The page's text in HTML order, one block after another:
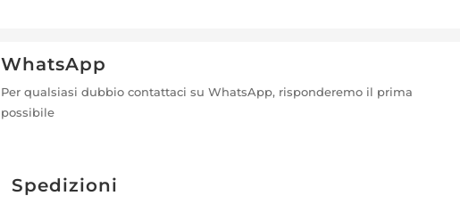
WhatsApp
Per qualsiasi dubbio contattaci su WhatsApp, risponderemo il prima
possibile
Spedizioni